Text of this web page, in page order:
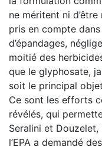
ne méritent ni
pris en compte
d’épandages,
moitié des
que le glyphosate,
soit le principal
Ce sont les efforts
révélés, qui
Seralini et
l’EPA a demandé